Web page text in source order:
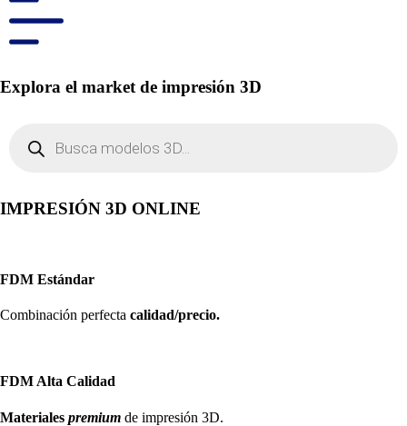
Explora el market de impresión 3D
productos
IMPRESIÓN 3D ONLINE
FDM Estándar
Combinación perfecta calidad/precio.
FDM Alta Calidad
Materiales premium de impresión 3D.